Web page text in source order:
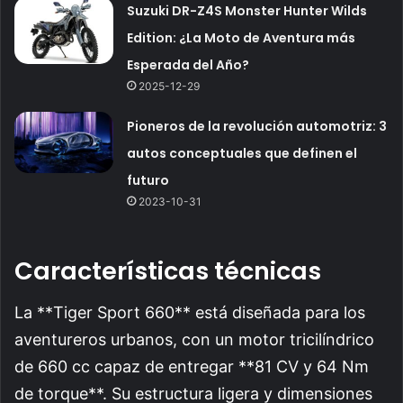
Suzuki DR-Z4S Monster Hunter Wilds
Edition: ¿La Moto de Aventura más
Esperada del Año?
2025-12-29
Pioneros de la revolución automotriz: 3
autos conceptuales que definen el
futuro
2023-10-31
Características técnicas
La **Tiger Sport 660** está diseñada para los
aventureros urbanos, con un motor tricilíndrico
de 660 cc capaz de entregar **81 CV y 64 Nm
de torque**. Su estructura ligera y dimensiones